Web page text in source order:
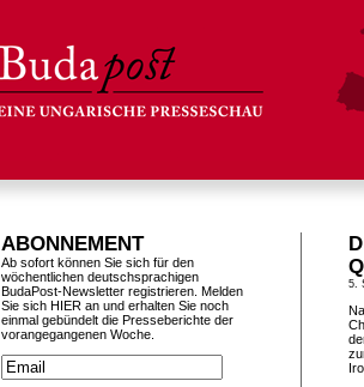
5.
ABONNEMENT
Ab sofort können Sie sich für den
wöchentlichen deutschsprachigen
BudaPost-Newsletter registrieren. Melden
Sie sich HIER an und erhalten Sie noch
einmal gebündelt die Presseberichte der
vorangegangenen Woche.